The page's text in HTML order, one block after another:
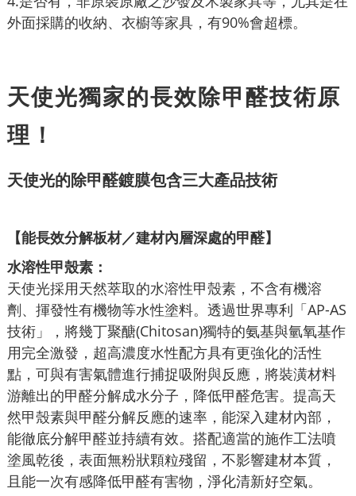
外面採購的收納、衣櫥等家具，有90%會超標。
天使光獨家的長效除甲醛技術原
理！
天使光的除甲醛鍍膜包含三大產品技術
【能長效分解板材／建材內層深處的甲醛】
水溶性甲殼素：
天使光採用天然萃取的水溶性甲殼素，不含有機溶
劑、揮發性有機物等水性塗料。透過世界專利「AP-AS
技術」，將幾丁聚醣(Chitosan)獨特的氨基與氫氧基作
用完全激發，超高濃度水性配方具有更強化的活性
點，可與有害氣體進行捕捉吸附與反應，將裝潢材料
游離出的甲醛分解成水分子，降低甲醛危害。提高天
然甲殼素與甲醛分解反應的速率，能深入建材內部，
能徹底分解甲醛並持續有效。搭配適當的施作工法噴
塗風乾後，表面無粉狀顆粒殘留，不影響建材本質，
且能一次有感降低甲醛有害物，淨化清新好空氣。